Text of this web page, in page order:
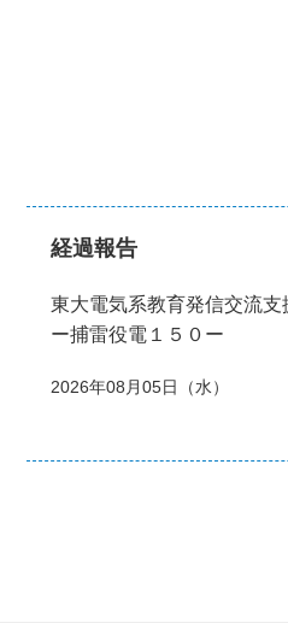
経過報告
東大電気系教育発信交流
ー捕雷役電１５０ー
2026年08月05日（水）